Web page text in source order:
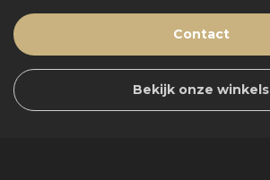
Contact
Bekijk onze winkels